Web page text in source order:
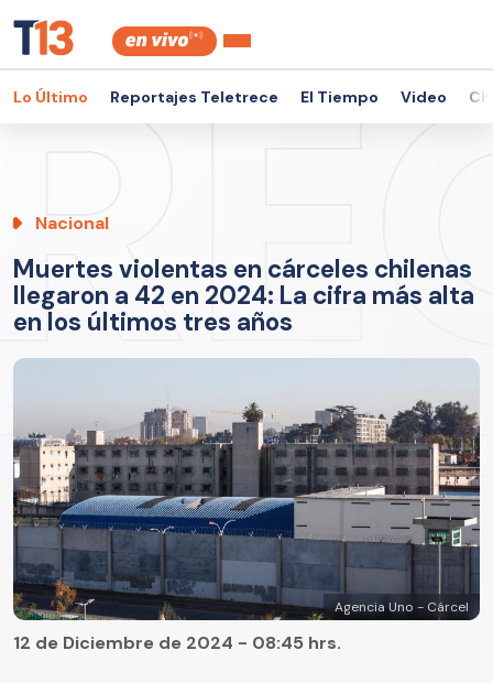
Lo Último Reportajes Teletrece El Tiempo Video
Nacional
Muertes violentas en cárceles chilenas
llegaron a 42 en 2024: La cifra más alta
en los últimos tres años
Agencia Uno - Cárcel
12 de Diciembre de 2024 - 08:45 hrs.